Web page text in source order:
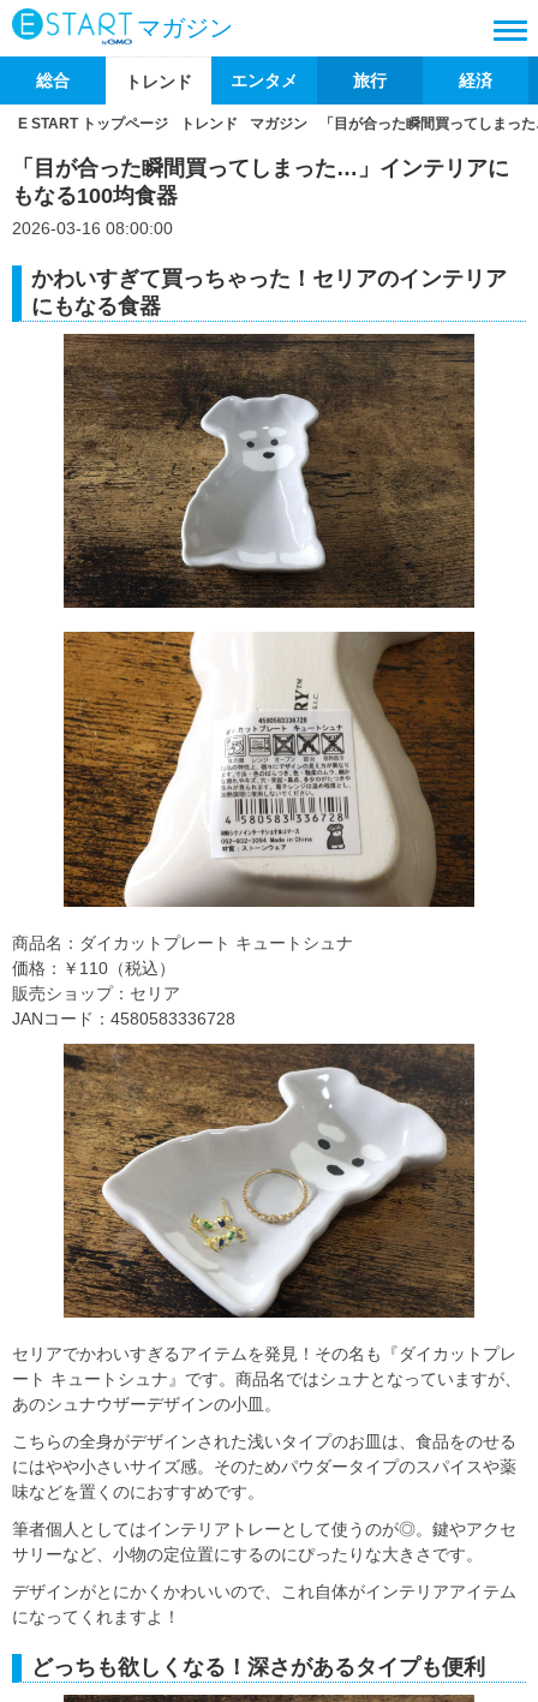
マガジン
総合 トレンド エンタメ 旅行 経済
E START トップページ トレンド マガジン 「目が合った瞬間買ってしまっ
「目が合った瞬間買ってしまった…」インテリアに
もなる100均食器
2026-03-16 08:00:00
かわいすぎて買っちゃった！セリアのインテリア
にもなる食器
商品名：ダイカットプレート キュートシュナ
価格：￥110（税込）
販売ショップ：セリア
JANコード：4580583336728
セリアでかわいすぎるアイテムを発見！その名も『ダイカットプレ
ート キュートシュナ』です。商品名ではシュナとなっていますが、
あのシュナウザーデザインの小皿。
こちらの全身がデザインされた浅いタイプのお皿は、食品をのせる
にはやや小さいサイズ感。そのためパウダータイプのスパイスや薬
味などを置くのにおすすめです。
筆者個人としてはインテリアトレーとして使うのが◎。鍵やアクセ
サリーなど、小物の定位置にするのにぴったりな大きさです。
デザインがとにかくかわいいので、これ自体がインテリアアイテム
になってくれますよ！
どっちも欲しくなる！深さがあるタイプも便利